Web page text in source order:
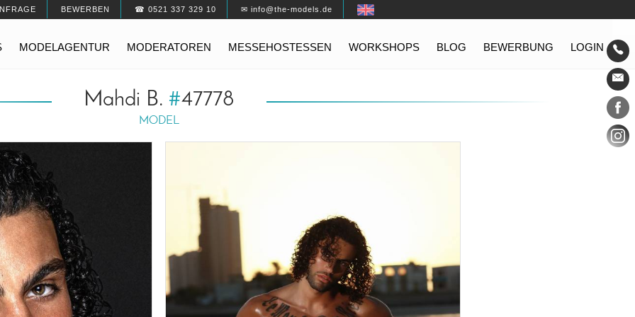
BEWERBEN ☎ 0521 337 329 10 ✉ info@the-models.de
MODELAGENTUR MODERATOREN MESSEHOSTESSEN WORKSHOPS BLOG BEWERBUNG LOGIN
Mahdi B. #47778
MODEL